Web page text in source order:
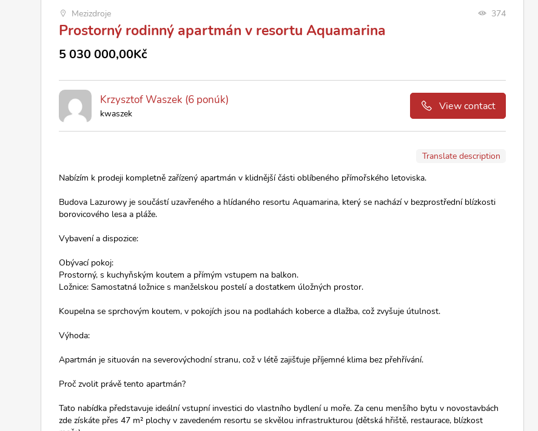
Mezizdroje 374
Prostorný rodinný apartmán v resortu Aquamarina
5 030 000,00Kč
Krzysztof Waszek (6 ponúk)
kwaszek
View contact
Translate description
Nabízím k prodeji kompletně zařízený apartmán v klidnější části oblíbeného přímořského letoviska.
Budova Lazurowy je součástí uzavřeného a hlídaného resortu Aquamarina, který se nachází v bezprostřední blízkosti
borovicového lesa a pláže.
Vybavení a dispozice:
Obývací pokoj:
Prostorný, s kuchyňským koutem a přímým vstupem na balkon.
Ložnice: Samostatná ložnice s manželskou postelí a dostatkem úložných prostor.
Koupelna se sprchovým koutem, v pokojích jsou na podlahách koberce a dlažba, což zvyšuje útulnost.
Výhoda:
Apartmán je situován na severovýchodní stranu, což v létě zajišťuje příjemné klima bez přehřívání.
Proč zvolit právě tento apartmán?
Tato nabídka představuje ideální vstupní investici do vlastního bydlení u moře. Za cenu menšího bytu v novostavbách
zde získáte přes 47 m² plochy v zavedeném resortu se skvělou infrastrukturou (dětská hřiště, restaurace, blízkost